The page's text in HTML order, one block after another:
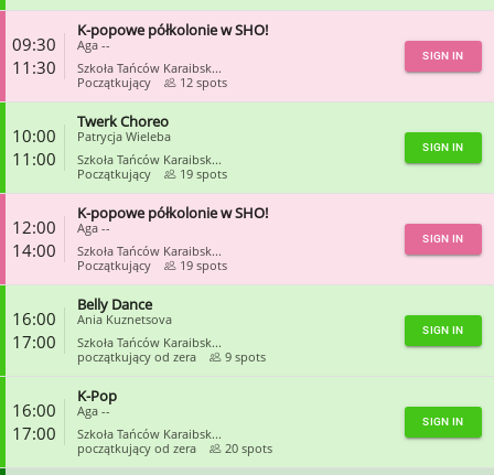
09:30
11:30
K-popowe półkolonie w SHO!
Aga --
Szkoła Tańców Karaibsk...
Początkujący
12 spots
SIGN IN
10:00
11:00
Twerk Choreo
Patrycja Wieleba
Szkoła Tańców Karaibsk...
Początkujący
19 spots
SIGN IN
12:00
14:00
K-popowe półkolonie w SHO!
Aga --
Szkoła Tańców Karaibsk...
Początkujący
19 spots
SIGN IN
16:00
17:00
Belly Dance
Ania Kuznetsova
Szkoła Tańców Karaibsk...
początkujący od zera
9 spots
SIGN IN
16:00
17:00
K-Pop
Aga --
Szkoła Tańców Karaibsk...
początkujący od zera
20 spots
SIGN IN